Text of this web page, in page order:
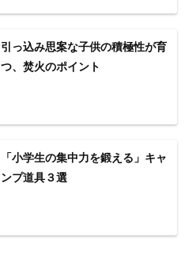
引っ込み思案な子供の積極性が育
つ、焚火のポイント
「小学生の集中力を鍛える」キャ
ンプ道具３選